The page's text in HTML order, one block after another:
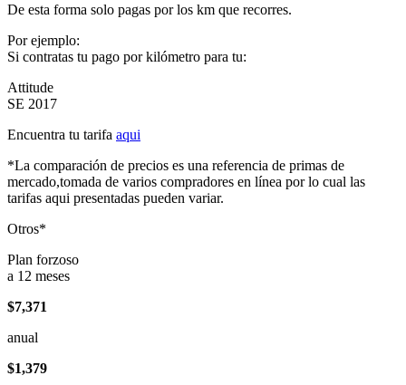
De esta forma solo pagas por los km que recorres.
Por ejemplo:
Si contratas tu pago por kilómetro para tu:
Attitude
SE 2017
Encuentra tu tarifa aqui
*La comparación de precios es una referencia de primas de
mercado,tomada de varios compradores en línea por lo cual las
tarifas aqui presentadas pueden variar.
Otros*
Plan forzoso
a 12 meses
$7,371
anual
$1,379